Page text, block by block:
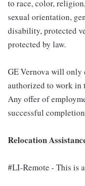
to race, color,
sexual orientation,
disability, protected
protected by law.
GE Vernova will only
authorized to work in
Any offer of
successful
Relocation
#LI-Remote - This is